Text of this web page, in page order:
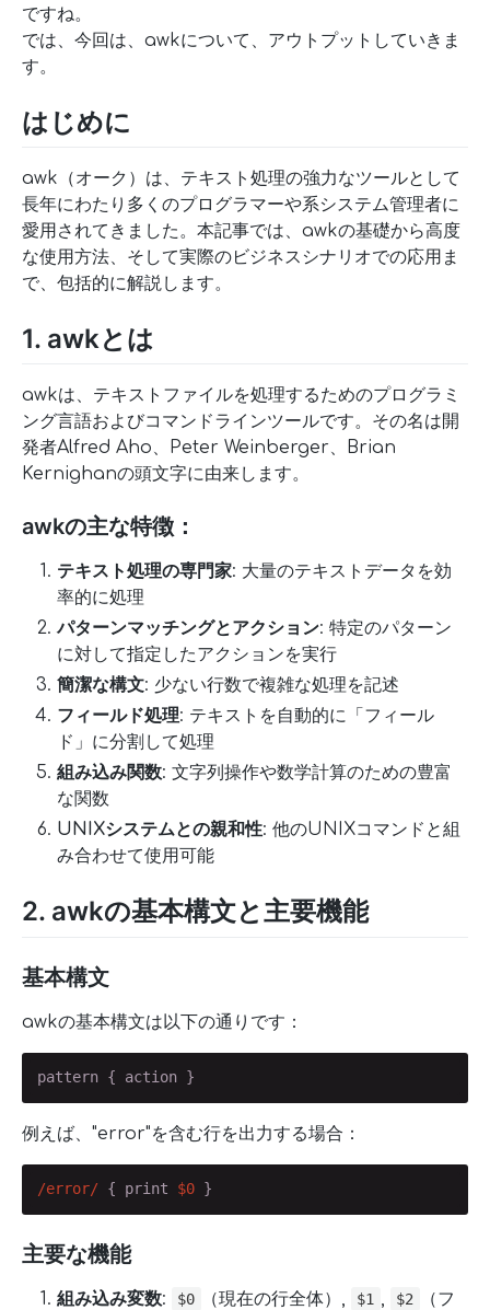
ですね。
では、今回は、awkについて、アウトプットしていきま
す。
はじめに
awk（オーク）は、テキスト処理の強力なツールとして
長年にわたり多くのプログラマーや系システム管理者に
愛用されてきました。本記事では、awkの基礎から高度
な使用方法、そして実際のビジネスシナリオでの応用ま
で、包括的に解説します。
1. awkとは
awkは、テキストファイルを処理するためのプログラミ
ング言語およびコマンドラインツールです。その名は開
発者Alfred Aho、Peter Weinberger、Brian
Kernighanの頭文字に由来します。
awkの主な特徴：
テキスト処理の専門家: 大量のテキストデータを効
率的に処理
パターンマッチングとアクション: 特定のパターン
に対して指定したアクションを実行
簡潔な構文: 少ない行数で複雑な処理を記述
フィールド処理: テキストを自動的に「フィール
ド」に分割して処理
組み込み関数: 文字列操作や数学計算のための豊富
な関数
UNIXシステムとの親和性: 他のUNIXコマンドと組
み合わせて使用可能
2. awkの基本構文と主要機能
基本構文
awkの基本構文は以下の通りです：
pattern { action }
例えば、"error"を含む行を出力する場合：
/error/ { print $0 }
主要な機能
組み込み変数: $0 （現在の行全体）, $1 , $2
（フ